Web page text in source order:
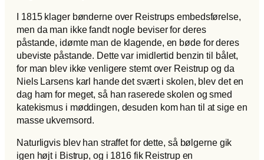
I 1815 klager bønderne over Reistrups embedsførelse,
men da man ikke fandt nogle beviser for deres
påstande, idømte man de klagende, en bøde for deres
ubeviste påstande. Dette var imidlertid benzin til bålet,
for man blev ikke venligere stemt over Reistrup og da
Niels Larsens karl hande det svært i skolen, blev det en
dag ham for meget, så han raserede skolen og smed
katekismus i møddingen, desuden kom han til at sige en
masse ukvemsord.
Naturligvis blev han straffet for dette, så bølgerne gik
igen højt i Bistrup, og i 1816 fik Reistrup en